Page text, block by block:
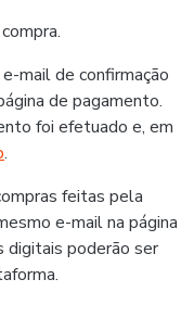
mail de confirmação
de pagamento.
foi efetuado e, em
.
feitas pela
e-mail na página
digitais poderão ser